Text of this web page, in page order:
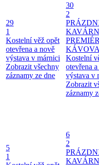
29
1
Kostelní věž opět
otevřena a nově
výstava v márnici
Zobrazit všechny
záznamy ze dne
30
2
Kostelní
otevřena
výstava v
Zobrazit
záznamy
5
1
6
2